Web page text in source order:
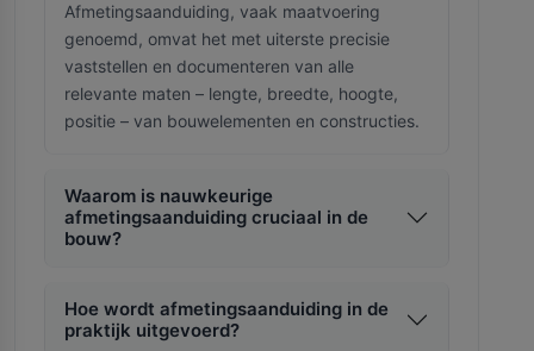
Afmetingsaanduiding, vaak maatvoering
genoemd, omvat het met uiterste precisie
vaststellen en documenteren van alle
relevante maten – lengte, breedte, hoogte,
positie – van bouwelementen en constructies.
Waarom is nauwkeurige
afmetingsaanduiding cruciaal in de
bouw?
Hoe wordt afmetingsaanduiding in de
praktijk uitgevoerd?